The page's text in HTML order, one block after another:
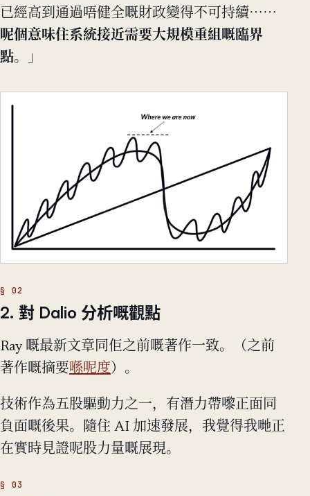
已經高到通過唔健全嘅財政變得不可持續⋯⋯
呢個意味住系統接近需要大規模重組嘅臨界
點。」
2. 對 Dalio 分析嘅觀點
Ray 嘅最新文章同佢之前嘅著作一致。（之前
著作嘅摘要喺呢度）。
技術作為五股驅動力之一，有潛力帶嚟正面同
負面嘅後果。隨住 AI 加速發展，我覺得我哋正
在實時見證呢股力量嘅展現。